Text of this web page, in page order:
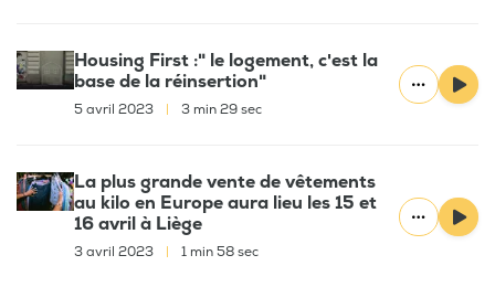
Housing First :" le logement, c'est la
base de la réinsertion"
5 avril 2023 3 min 29 sec
La plus grande vente de vêtements
au kilo en Europe aura lieu les 15 et
16 avril à Liège
3 avril 2023 1 min 58 sec